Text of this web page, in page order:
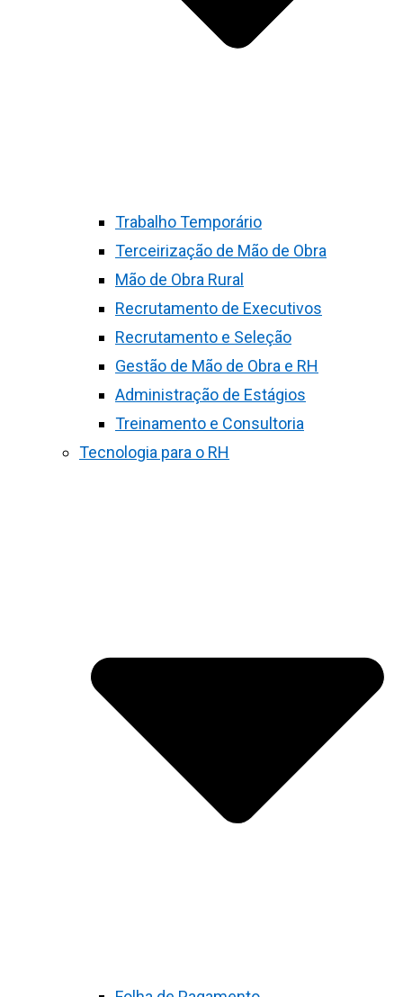
Trabalho Temporário
Terceirização de Mão de Obra
Mão de Obra Rural
Recrutamento de Executivos
Recrutamento e Seleção
Gestão de Mão de Obra e RH
Administração de Estágios
Treinamento e Consultoria
Tecnologia para o RH